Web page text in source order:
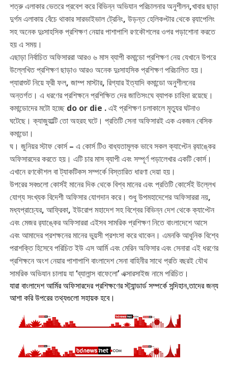
শত্রু এলাকার ভেতরে প্রবেশ করে বিভিন্ন অভিযান পরিচালনার অনুশীলন,খাবার ছাড়া
দুর্গম এলাকায় বেঁচে থাকার সারভাইভাল ট্রেনিং, উড়ন্ত হেলিকপ্টার থেকে র‍্যাপেলিং
সহ অনেক দুঃসাহসিক প্রশিক্ষণ নেয়ার পাশাপাশি রণকৌশলের ওপর পড়াশোনা করতে
হয় এ সময়।
এছাড়া নির্বাচিত অফিসাররা আরও ৬ মাস ব্যাপী কমান্ডো প্রশিক্ষণ নেয় যেখানে উপরে
উল্লেখিত প্রশিক্ষণ ছাড়াও আরও অনেক দুঃসাহসিক প্রশিক্ষণ পরিচালিত হয়।
প্যারাশুট নিয়ে ফ্রী ফল, জাম্প মাস্টার, রিগ্যার ইত্যাদি কমান্ডো অনুশীলনের
অন্তর্গত। এ ধরণের প্রশিক্ষনে প্রশিক্ষিত দের জাতিসংঘে ব্যাপক চাহিদা রয়েছে।
কমান্ডোদের মটো হচ্ছে do or die . এই প্রশিক্ষণ চলাকালে মৃত্যুর ঘটনাও
ঘটেছে। ক্যাজুয়াল্টি তো অহরহ ঘটে। প্রতিটি সেনা অফিসারই এক একজন বেসিক
কমান্ডো।
ঘ। জুনিয়র স্টাফ কোর্স – এ কোর্স টিও বাধ্যতামূলক ভাবে সকল ক্যাপ্টেন র‍্যাঙ্কের
অফিসারদের করতে হয়। এটি চার মাস ব্যাপী এবং সম্পূর্ণ পড়ালেখার একটি কোর্স।
এখানে রণকৌশল বা ট্যাকটিকস সম্পর্কে বিস্তারিত ধারণা দেয়া হয়।
উপরের সবগুলো কোর্সই মানের দিক থেকে বিশ্ব মানের এবং প্রতিটি কোর্সেই উল্লেখ
যোগ্য সংখ্যক বিদেশী অফিসার যোগদান করে। শুধু উপমহাদেশের অফিসাররা নয়,
মধ্যপ্রাচ্যের, আফ্রিকা, ইউরোপ মহাদেশ সহ বিশ্বের বিভিন্ন দেশ থেকে ক্যাপ্টেন
এবং মেজর র‍্যাঙ্কের অফিসাররা এইসব সামরিক প্রশিক্ষণ নিতে বাংলাদেশে আসে
এবং আমাদের প্রশক্ষনের মানের ভুয়সী প্রশংসা করে থাকেন। এমনকি আধুনিক বিশ্বে
পরাশক্তি হিসেবে পরিচিত ইউ এস আর্মি এবং মেরিন অফিসার এবং সেনারা এই ধরণের
প্রশিক্ষনে অংশ নেয়ার পাশাপাশি বাংলাদেশ সেনা বাহিনীর সাথে প্রতি বছরই যৌথ
সামরিক অভিযান চালায় যা ‘ব্যালান্স বাফেলো’ এক্সারসাইজ নামে পরিচিত।
যারা বাংলাদেশ আর্মির অফিসারদের প্রশিক্ষণের স্ট্যান্ডার্ড সম্পর্কে সন্দিহান,তাদের জন্য
আশা করি উপরের তথ্যগুলো সহায়ক হবে।